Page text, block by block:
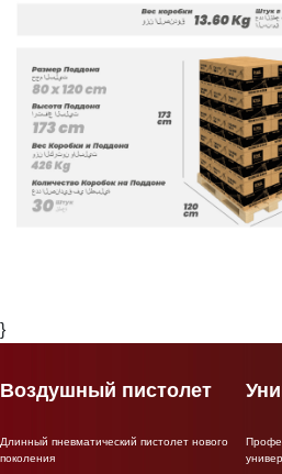
}
Воздушный пистолет
Длинный пневматический пистолет нового
поколения